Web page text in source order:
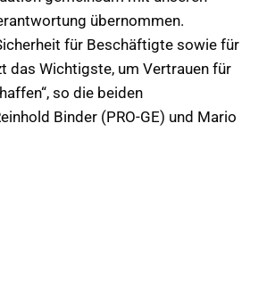
übernommen.
für Beschäftigte sowie für
das Wichtigste, um Vertrauen für
so die beiden
Binder (PRO-GE) und Mario